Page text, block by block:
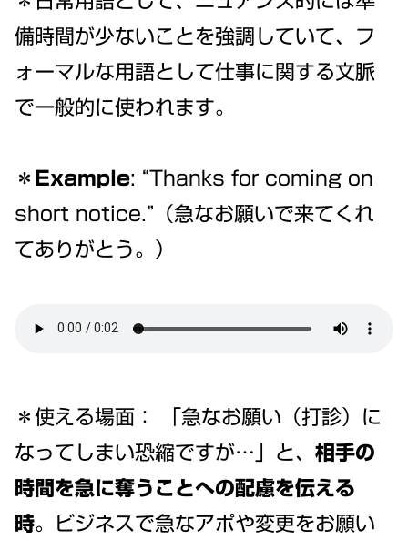
備時間が少ないことを強調していて、フ
ォーマルな用語として仕事に関する文脈
で一般的に使われます。
＊Example: “Thanks for coming on
short notice.”（急なお願いで来てくれ
てありがとう。）
＊使える場面： 「急なお願い（打診）に
なってしまい恐縮ですが…」と、 相手の
時間を急に奪うことへの配慮を伝える
時。ビジネスで急なアポや変更をお願い